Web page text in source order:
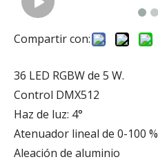
Compartir con:
36 LED RGBW de 5 W.
Control DMX512
Haz de luz: 4°
Atenuador lineal de 0-100 %
Aleación de aluminio